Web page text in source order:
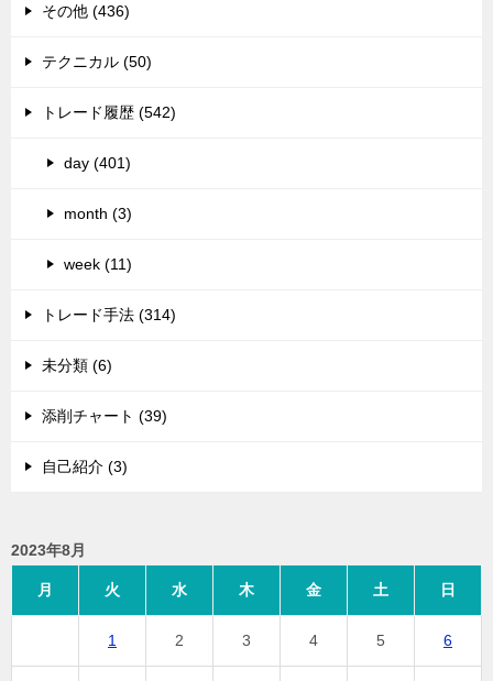
その他 (436)
テクニカル (50)
トレード履歴 (542)
day (401)
month (3)
week (11)
トレード手法 (314)
未分類 (6)
添削チャート (39)
自己紹介 (3)
2023年8月
月 火 水 木 金 土 日
1 2 3 4 5 6